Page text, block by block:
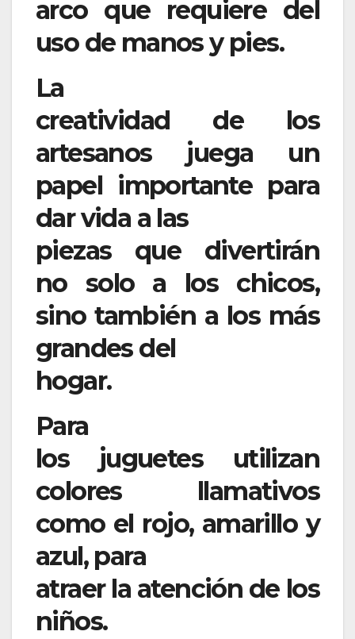
arco que requiere del
uso de manos y pies.
La
creatividad de los
artesanos juega un
papel importante para
dar vida a las
piezas que divertirán
no solo a los chicos,
sino también a los más
grandes del
hogar.
Para
los juguetes utilizan
colores llamativos
como el rojo, amarillo y
azul, para
atraer la atención de los
niños.